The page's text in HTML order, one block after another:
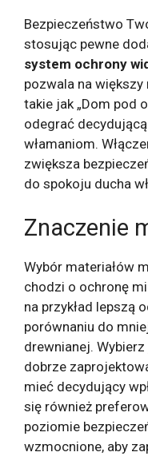
Bezpieczeństwo
stosując pewne
system ochrony
pozwala na
takie jak „Dom pod
odegrać
włamaniom.
zwiększa
do spokoju ducha
Znaczenie
Wybór materiałów
chodzi o ochronę
na przykład lepszą
porównaniu do
drewnianej. Wybierz
dobrze
mieć decydujący
się również
poziomie
wzmocnione, aby